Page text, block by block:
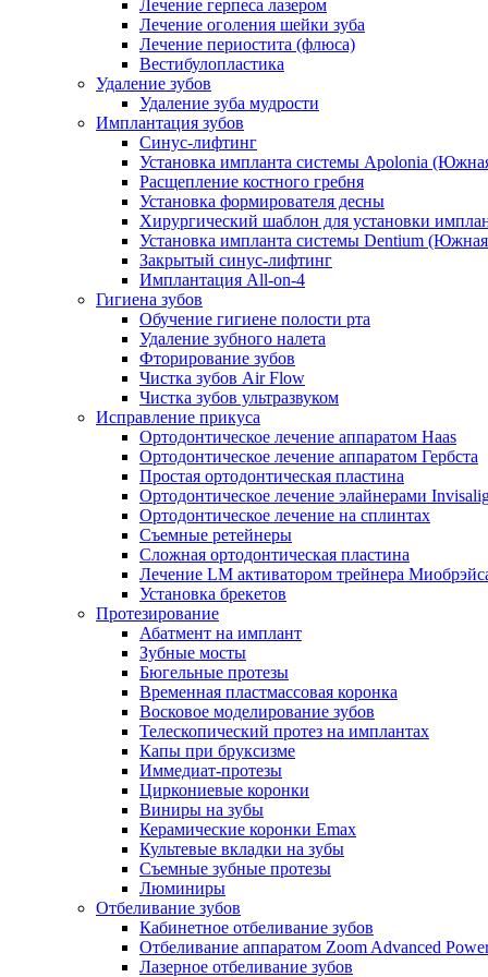
Лечение герпеса лазером
Лечение оголения шейки зуба
Лечение периостита (флюса)
Вестибулопластика
Удаление зубов
Удаление зуба мудрости
Имплантация зубов
Синус-лифтинг
Установка импланта системы Apolonia
Расщепление костного гребня
Установка формирователя десны
Хирургический шаблон для установки
Установка импланта системы Dentium
Закрытый синус-лифтинг
Имплантация All-on-4
Гигиена зубов
Обучение гигиене полости рта
Удаление зубного налета
Фторирование зубов
Чистка зубов Air Flow
Чистка зубов ультразвуком
Исправление прикуса
Ортодонтическое лечение аппаратом Haas
Ортодонтическое лечение аппаратом Гербста
Простая ортодонтическая пластина
Ортодонтическое лечение элайнерами
Ортодонтическое лечение на сплинтах
Съемные ретейнеры
Сложная ортодонтическая пластина
Лечение LM активатором трейнера
Установка брекетов
Протезирование
Абатмент на имплант
Зубные мосты
Бюгельные протезы
Временная пластмассовая коронка
Восковое моделирование зубов
Телескопический протез на имплантах
Капы при бруксизме
Иммедиат-протезы
Циркониевые коронки
Виниры на зубы
Керамические коронки Emax
Культевые вкладки на зубы
Съемные зубные протезы
Люминиры
Отбеливание зубов
Кабинетное отбеливание зубов
Отбеливание аппаратом Zoom Advanced
Лазерное отбеливание зубов